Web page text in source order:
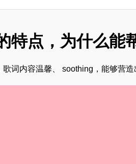
特点，为什么能
词内容温馨、 soothing，能够营